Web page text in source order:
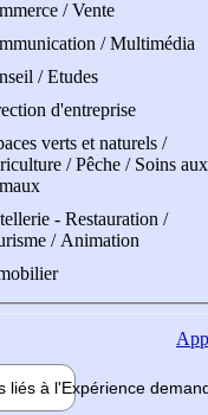
/ Vente
/ Multimédia
/ Etudes
d'entreprise
verts et naturels /
/ Pêche / Soins aux
- Restauration /
/ Animation
liés à l'Expérience